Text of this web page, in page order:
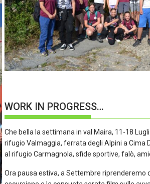
WORK IN PROGRESS…
Che bella la settimana in val Maira, 11-18
rifugio Valmaggia, ferrata degli Alpini a Cima
al rifugio Carmagnola, sfide sportive, falò,
Ora pausa estiva, a Settembre riprenderemo